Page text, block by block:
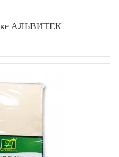
АЛЬВИТЕК